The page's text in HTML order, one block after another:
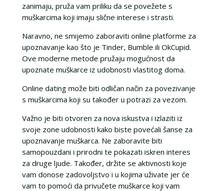
zanimaju, pruža vam priliku da se povežete s
muškarcima koji imaju slične interese i strasti.
Naravno, ne smijemo zaboraviti online platforme za
upoznavanje kao što je Tinder, Bumble ili OkCupid.
Ove moderne metode pružaju mogućnost da
upoznate muškarce iz udobnosti vlastitog doma.
Online dating može biti odličan način za povezivanje
s muškarcima koji su također u potrazi za vezom.
Važno je biti otvoren za nova iskustva i izlaziti iz
svoje zone udobnosti kako biste povećali šanse za
upoznavanje muškarca. Ne zaboravite biti
samopouzdani i prirodni te pokazati iskren interes
za druge ljude. Također, držite se aktivnosti koje
vam donose zadovoljstvo i u kojima uživate jer će
vam to pomoći da privučete muškarce koji vam